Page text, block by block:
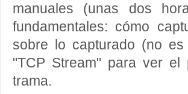
manuales (unas dos
fundamentales: cómo
sobre lo capturado (no
"TCP Stream" para ver
trama.